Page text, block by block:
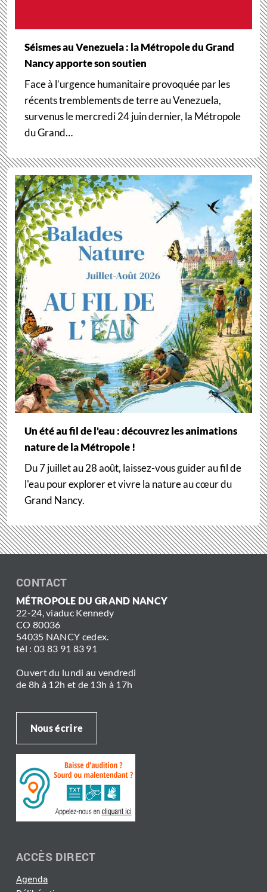
Séismes au Venezuela : la Métropole du Grand
Nancy apporte son soutien
Face à l’urgence humanitaire provoquée par les
récents tremblements de terre au Venezuela,
survenus le mercredi 24 juin dernier, la Métropole
du Grand…
Un été au fil de l'eau : découvrez les animations
nature de la Métropole !
Du 7 juillet au 28 août, laissez-vous guider au fil de
l'eau pour explorer et vivre la nature au cœur du
Grand Nancy.
CONTACT
MÉTROPOLE DU GRAND NANCY
22-24, viaduc Kennedy
CO 80036
54035 NANCY cedex.
tél : 03 83 91 83 91
Ouvert du lundi au vendredi
de 8h à 12h et de 13h à 17h
Nous écrire
ACCÈS DIRECT
Agenda